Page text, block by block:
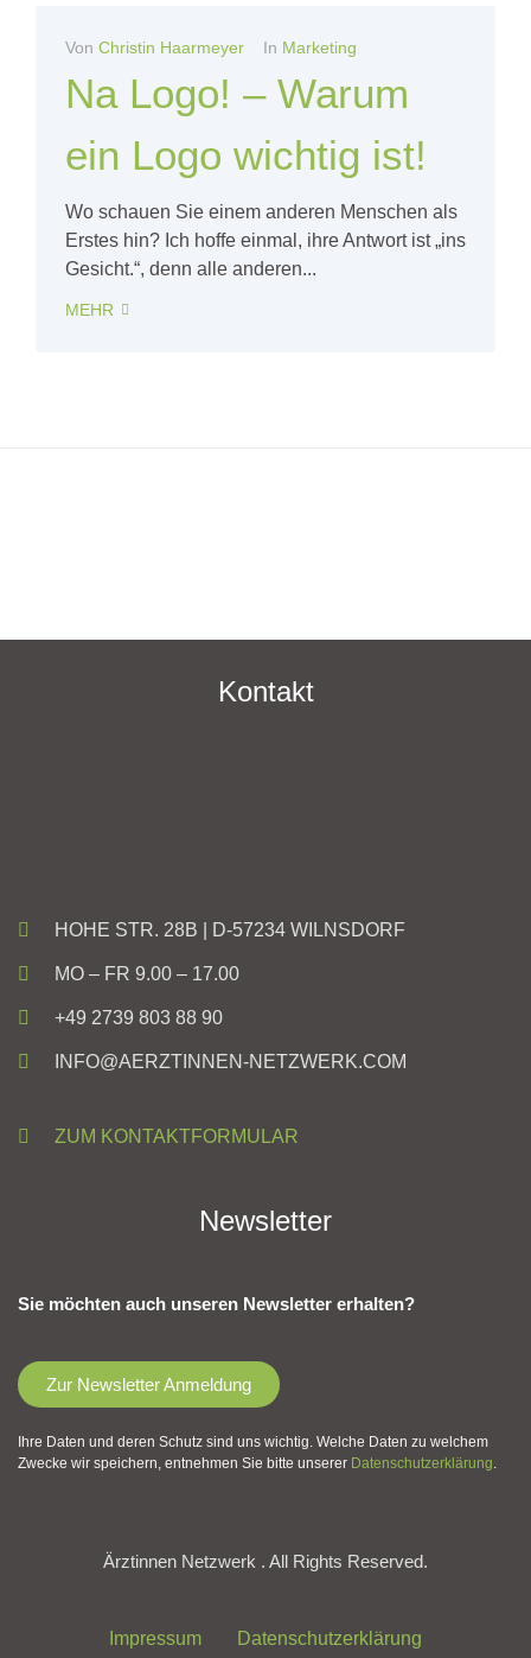
Von Christin Haarmeyer In Marketing
Na Logo! – Warum
ein Logo wichtig ist!
Wo schauen Sie einem anderen Menschen als
Erstes hin? Ich hoffe einmal, ihre Antwort ist „ins
Gesicht.“, denn alle anderen...
MEHR
Kontakt
HOHE STR. 28B | D-57234 WILNSDORF
MO – FR 9.00 – 17.00
+49 2739 803 88 90
INFO@AERZTINNEN-NETZWERK.COM
ZUM KONTAKTFORMULAR
Newsletter
Sie möchten auch unseren Newsletter erhalten?
Zur Newsletter Anmeldung
Ihre Daten und deren Schutz sind uns wichtig. Welche Daten zu welchem
Zwecke wir speichern, entnehmen Sie bitte unserer Datenschutzerklärung.
Ärztinnen Netzwerk . All Rights Reserved.
Impressum Datenschutzerklärung